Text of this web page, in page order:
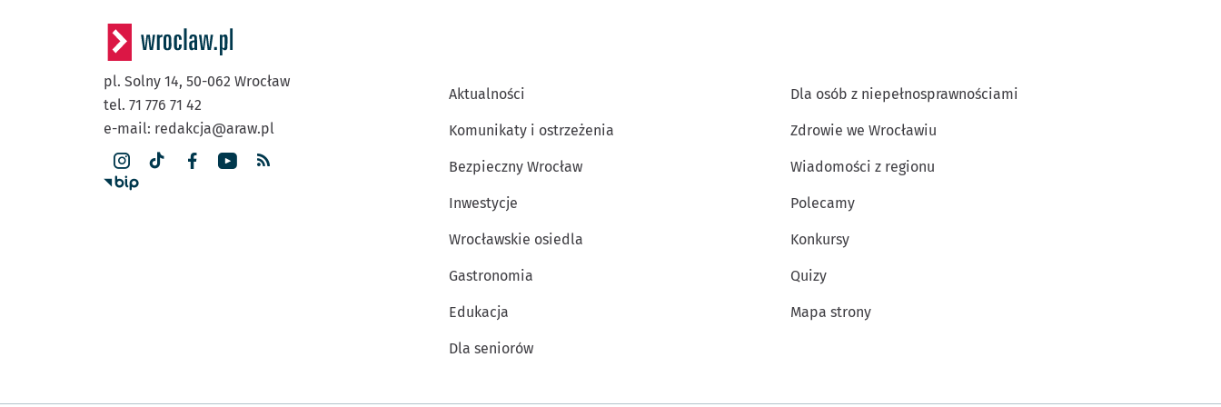
pl. Solny 14, 50-062 Wrocław
tel. 71 776 71 42
e-mail: redakcja@araw.pl
Aktualności
Komunikaty i ostrzeżenia
Bezpieczny Wrocław
Inwestycje
Wrocławskie osiedla
Gastronomia
Edukacja
Dla seniorów
Dla osób z niepełnosprawnościami
Zdrowie we Wrocławiu
Wiadomości z regionu
Polecamy
Konkursy
Quizy
Mapa strony